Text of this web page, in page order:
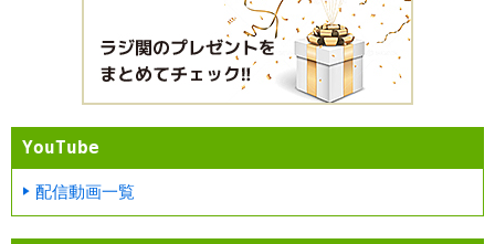
YouTube
配信動画一覧